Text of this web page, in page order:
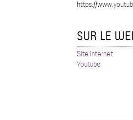
https://
SUR LE
Site internet
Youtube